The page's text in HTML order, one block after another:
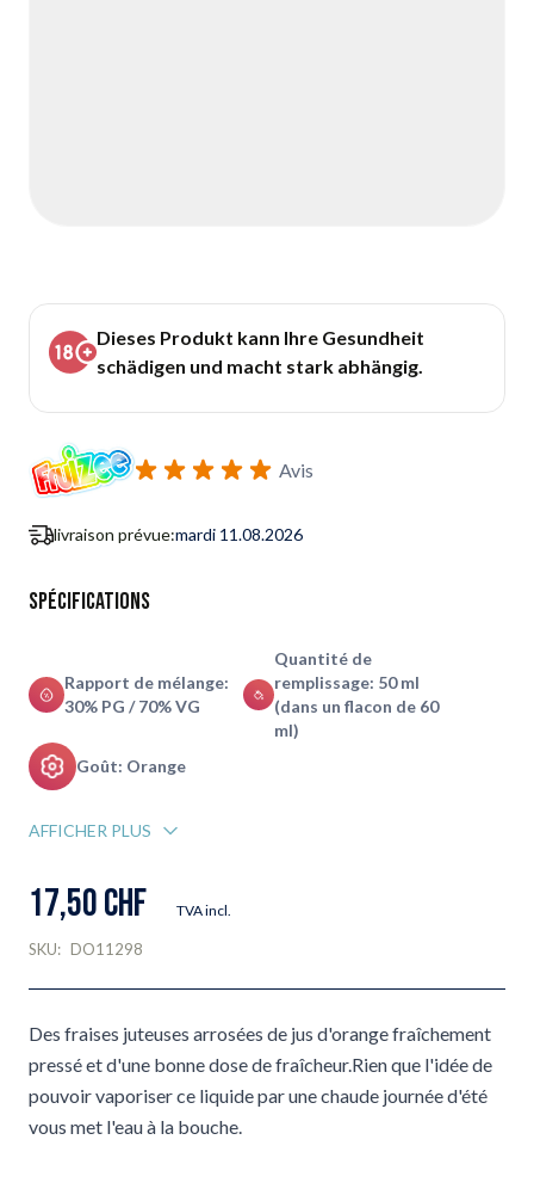
Dieses Produkt kann Ihre Gesundheit
schädigen und macht stark abhängig.
Avis
livraison prévue:mardi 11.08.2026
Spécifications
Rapport de mélange:
30% PG / 70% VG
Quantité de
remplissage: 50 ml
(dans un flacon de 60
ml)
Goût: Orange
AFFICHER PLUS
17,50 CHF TVA incl.
SKU: DO11298
Des fraises juteuses arrosées de jus d'orange fraîchement
pressé et d'une bonne dose de fraîcheur.Rien que l'idée de
pouvoir vaporiser ce liquide par une chaude journée d'été
vous met l'eau à la bouche.